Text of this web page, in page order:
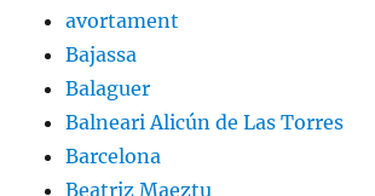
avortament
Bajassa
Balaguer
Balneari Alicún de Las Torres
Barcelona
Beatriz Maeztu